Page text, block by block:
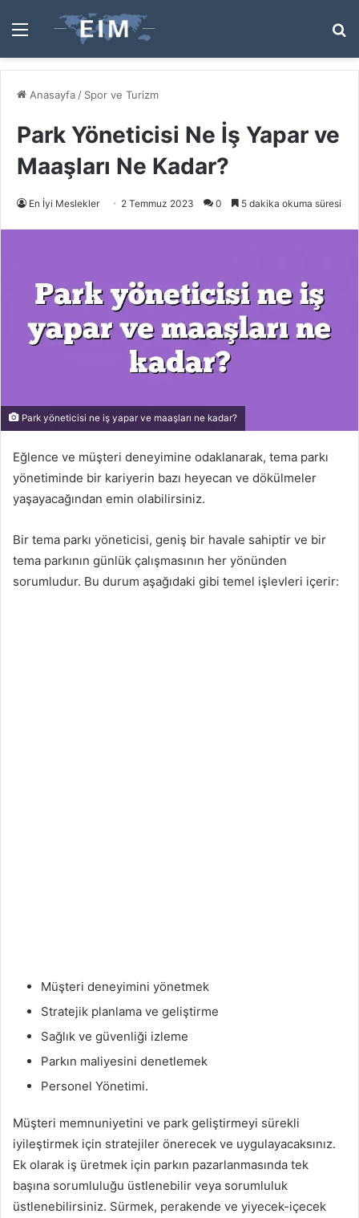
Menü
...
Anasayfa / Spor ve Turizm
Park Yöneticisi Ne İş Yapar ve
Maaşları Ne Kadar?
En İyi Meslekler 2 Temmuz 2023 0 5 dakika okuma süresi
Park yöneticisi ne iş yapar ve maaşları ne kadar?
Eğlence ve müşteri deneyimine odaklanarak, tema parkı
yönetiminde bir kariyerin bazı heyecan ve dökülmeler
yaşayacağından emin olabilirsiniz.
Bir tema parkı yöneticisi, geniş bir havale sahiptir ve bir
tema parkının günlük çalışmasının her yönünden
sorumludur. Bu durum aşağıdaki gibi temel işlevleri içerir:
Müşteri deneyimini yönetmek
Stratejik planlama ve geliştirme
Sağlık ve güvenliği izleme
Parkın maliyesini denetlemek
Personel Yönetimi.
Müşteri memnuniyetini ve park geliştirmeyi sürekli
iyileştirmek için stratejiler önerecek ve uygulayacaksınız.
Ek olarak iş üretmek için parkın pazarlanmasında tek
başına sorumluluğu üstlenebilir veya sorumluluk
üstlenebilirsiniz. Sürmek, perakende ve yiyecek-içecek